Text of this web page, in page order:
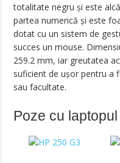
totalitate negru și este
partea numerică și este
dotat cu un sistem de
succes un mouse.
259.2 mm, iar greutatea
suficient de ușor pentru a
sau facultate.
Poze cu